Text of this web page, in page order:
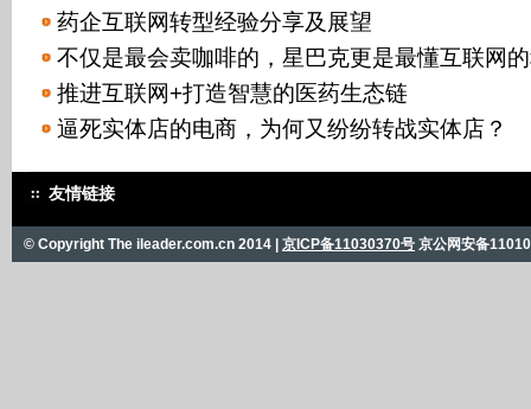
药企互联网转型经验分享及展望
不仅是最会卖咖啡的，星巴克更是最懂互联网
推进互联网+打造智慧的医药生态链
逼死实体店的电商，为何又纷纷转战实体店？
友情链接
© Copyright The ileader.com.cn 2014 | 京ICP备11030370号 京公网安备